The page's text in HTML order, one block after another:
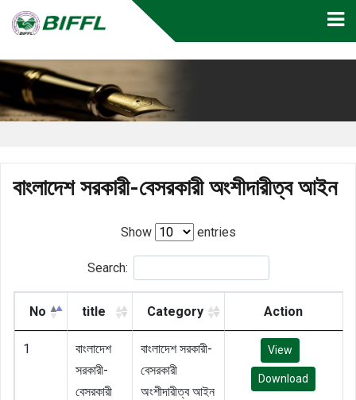
বাংলাদেশ সরকারী-বেসরকারী অংশীদারীত্ব আইন
Show entries
Search:
No title Category Action
1
বাংলাদেশ
সরকারী-
বেসরকারী
বাংলাদেশ সরকারী-
বেসরকারী
অংশীদারীত্ব আইন
View
Download